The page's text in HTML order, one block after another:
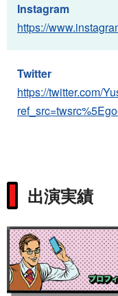
Instagram
https://
Twitter
https://twitter.com/
出演実績